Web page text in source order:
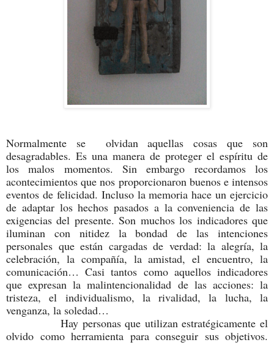
Normalmente se olvidan aquellas cosas que son
desagradables. Es una manera de proteger el espíritu de
los malos momentos. Sin embargo recordamos los
acontecimientos que nos proporcionaron buenos e intensos
eventos de felicidad. Incluso la memoria hace un ejercicio
de adaptar los hechos pasados a la conveniencia de las
exigencias del presente. Son muchos los indicadores que
iluminan con nitidez la bondad de las intenciones
personales que están cargadas de verdad: la alegría, la
celebración, la compañía, la amistad, el encuentro, la
comunicación… Casi tantos como aquellos indicadores
que expresan la malintencionalidad de las acciones: la
tristeza, el individualismo, la rivalidad, la lucha, la
venganza, la soledad…
Hay personas que utilizan estratégicamente el
olvido como herramienta para conseguir sus objetivos.